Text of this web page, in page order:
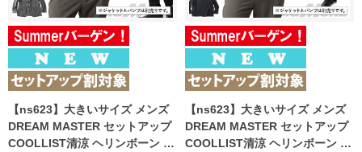
【ns623】大きいサイズ メンズ
DREAM MASTER セットアップ
COOLLIST清涼 ヘリンボーン ス
【ns623】大きいサイズ メンズ
DREAM MASTER セットアップ
COOLLIST清涼 ヘリンボーン ス